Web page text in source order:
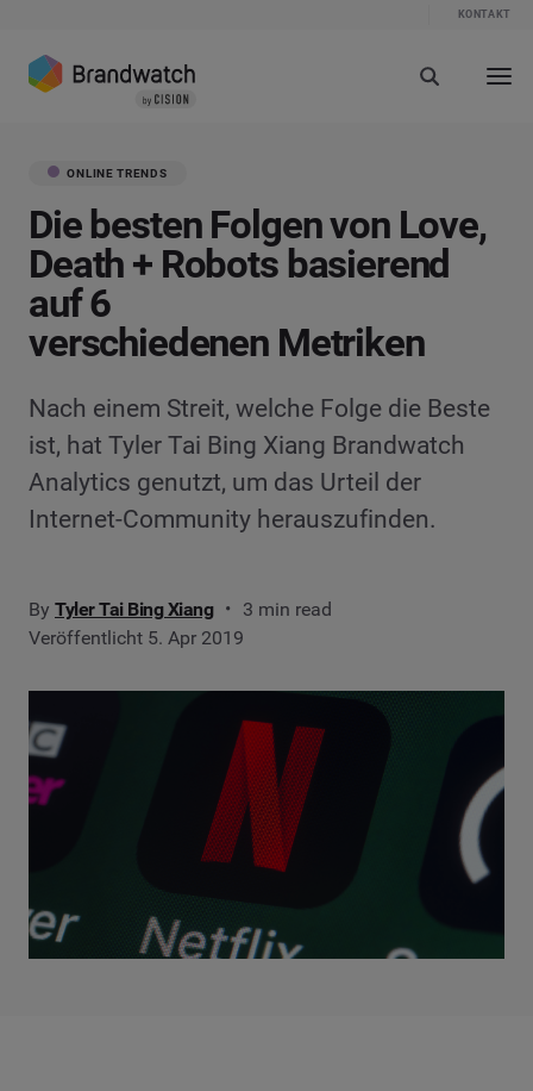
KONTAKT
ONLINE TRENDS
Die besten Folgen von Love,
Death + Robots basierend
auf 6
verschiedenen Metriken
Nach einem Streit, welche Folge die Beste
ist, hat Tyler Tai Bing Xiang Brandwatch
Analytics genutzt, um das Urteil der
Internet-Community herauszufinden.
By Tyler Tai Bing Xiang
3 min read
Veröffentlicht 5. Apr 2019